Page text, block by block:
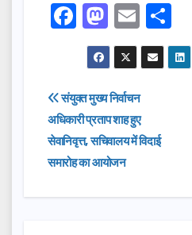
F
a
c
e
b
o
o
k
M
a
st
o
d
o
n
E
m
ail
h
ar
Post
navigation
संयुक्त मुख्य निर्वाचन
अधिकारी प्रताप शाह हुए
सेवानिवृत्त, सचिवालय में विदाई
समारोह का आयोजन